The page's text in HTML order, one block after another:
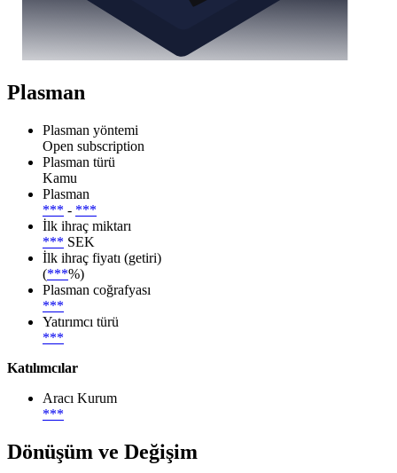
Plasman
Plasman yöntemi
Open subscription
Plasman türü
Kamu
Plasman
*** - ***
İlk ihraç miktarı
*** SEK
İlk ihraç fiyatı (getiri)
(***%)
Plasman coğrafyası
***
Yatırımcı türü
***
Katılımcılar
Aracı Kurum
***
Dönüşüm ve Değişim